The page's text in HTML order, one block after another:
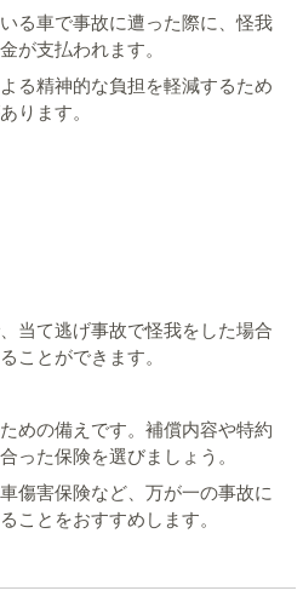
る車で事故に遭った際に、怪我
が支払われます。
る精神的な負担を軽減するため
ります。
当て逃げ事故で怪我をした場合
ことができます。
めの備えです。補償内容や特約
った保険を選びましょう。
傷害保険など、万が一の事故に
ことをおすすめします。